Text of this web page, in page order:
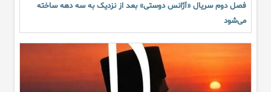
فصل دوم سریال «آژانس دوستی» بعد از نزدیک به سه دهه ساخته
می‌شود